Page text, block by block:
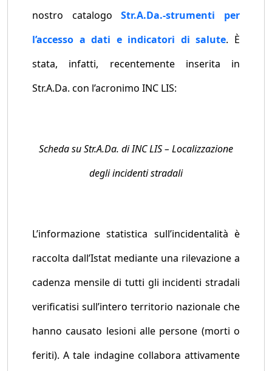
nostro catalogoStr.A.Da.-strumenti per
l’accesso a dati e indicatori di salute. È
stata, infatti, recentemente inserita in
Str.A.Da. con l’acronimo INC LIS:
Scheda su Str.A.Da. di INC LIS – Localizzazione
degli incidenti stradali
L’informazione statistica sull’incidentalità è
raccolta dall’Istat mediante una rilevazione a
cadenza mensile di tutti gli incidenti stradali
verificatisi sull’intero territorio nazionale che
hanno causato lesioni alle persone (morti o
feriti). A tale indagine collabora attivamente